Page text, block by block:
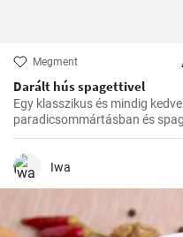
Megment
Darált hús spagettivel
Egy klasszikus és mindig
paradicsommártásban és
Iwa